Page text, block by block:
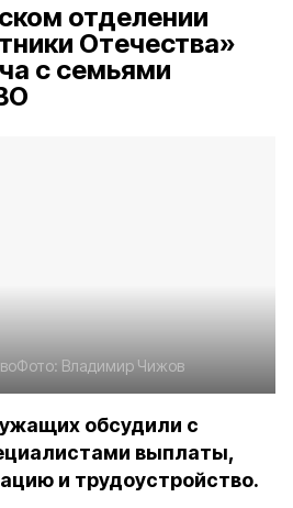
отделении
Отечества»
с семьями
Фото: Владимир Чижов
обсудили с
выплаты,
и трудоустройство.